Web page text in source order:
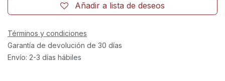
Añadir a lista de deseos
Términos y condiciones
Garantía de devolución de 30 días
Envío: 2-3 días hábiles